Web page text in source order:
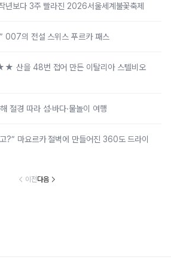
년보다 3주 빨라진 2026서울세계불꽃축제
007의 전설 스위스 푸르카 패스
을 48번 접어 만든 이탈리아 스텔비오
절경 따라 섬·바다·물놀이 여행
?” 마요르카 절벽에 만들어진 360도 드라이
이전다음